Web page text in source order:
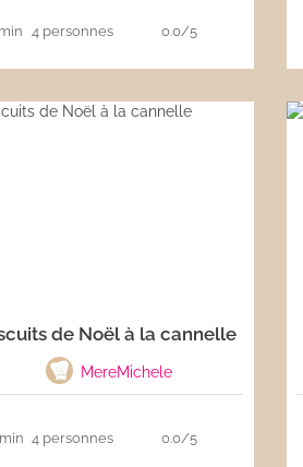
4 personnes 0.0/5
de Noël à la cannelle
MereMichele
4 personnes 0.0/5